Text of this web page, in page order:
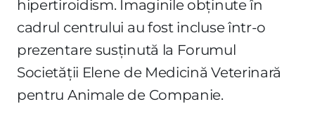
hipertiroidism. Imaginile obținute în
cadrul centrului au fost incluse într-o
prezentare susținută la Forumul
Societății Elene de Medicină Veterinară
pentru Animale de Companie.